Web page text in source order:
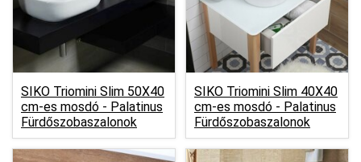
SIKO Triomini Slim 50X40
cm-es mosdó - Palatinus
Fürdőszobaszalonok
SIKO Triomini Slim 40X40
cm-es mosdó - Palatinus
Fürdőszobaszalonok